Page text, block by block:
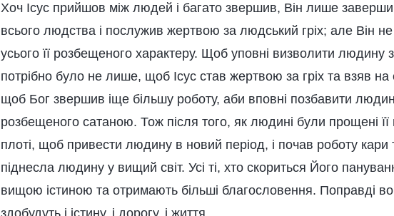
Хоч Ісус прийшов між людей і багато звершив, Він лише
всього людства і послужив жертвою за людський гріх; але Він
усього її розбещеного характеру. Щоб уповні визволити людину
потрібно було не лише, щоб Ісус став жертвою за гріх та взяв на
щоб Бог звершив іще більшу роботу, аби вповні позбавити
розбещеного сатаною. Тож після того, як людині були прощені її
плоті, щоб привести людину в новий період, і почав роботу кари
піднесла людину у вищий світ. Усі ті, хто скориться Його
вищою істиною та отримають більші благословення. Поправді
здобудуть і істину, і дорогу, і життя.